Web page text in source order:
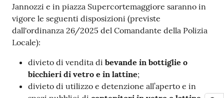
Jannozzi e in piazza Supercortemaggiore saranno in
vigore le seguenti disposizioni (previste
dall'ordinanza 26/2025 del Comandante della Polizia
Locale):
divieto di vendita di bevande in bottiglie o
bicchieri di vetro e in lattine;
divieto di utilizzo e detenzione all’aperto e in